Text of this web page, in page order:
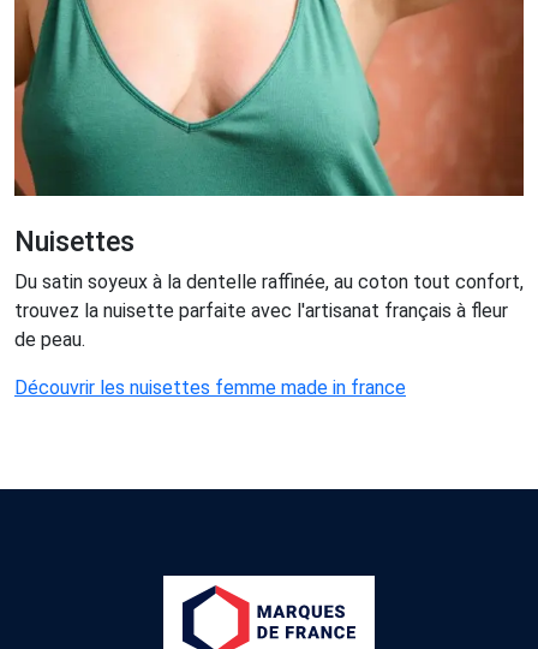
Nuisettes
Du satin soyeux à la dentelle raffinée, au coton tout confort,
trouvez la nuisette parfaite avec l'artisanat français à fleur
de peau.
Découvrir les nuisettes femme made in france